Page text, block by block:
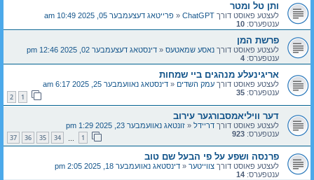
ותן טל ומטר
לעצטע פאוסט דורך ChatGPT
« פרייטאג דעצעמבער 05, 2025 10:49 am
ענטפערס: 10
פרשת המן
לעצטע פאוסט דורך נאסע שמאטעס « דינסטאג דעצעמבער 02, 2025 12:46 pm
ענטפערס: 4
אריגינעלע מנהגים ביי שמחות
לעצטע פאוסט דורך עמק השדים « דינסטאג נאוועמבער 25, 2025 6:17 am
ענטפערס: 35
1
2
דער וויליאמסבורגער עירוב
לעצטע פאוסט דורך דריידל « זונטאג נאוועמבער 23, 2025 1:29 pm
ענטפערס: 923
1
34
35
36
37
פרנסה ושפע על פי הבעל שם טוב
לעצטע פאוסט דורך צווייטער « דינסטאג נאוועמבער 18, 2025 2:05 pm
ענטפערס: 14